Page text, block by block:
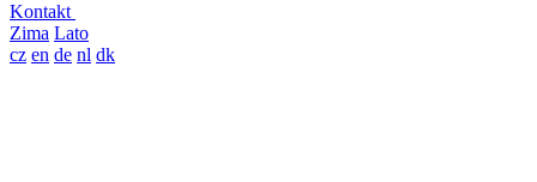
Kontakt
Zima Lato
cz en de nl dk